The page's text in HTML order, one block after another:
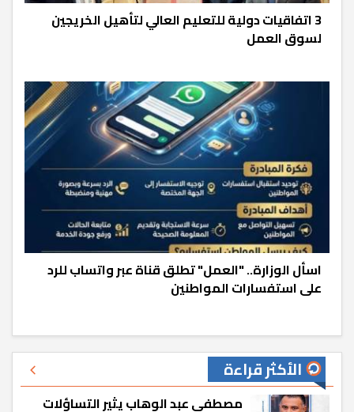
3 اتفاقيات دولية للتعليم العالي لتأهيل الخريجين
لسوق العمل
اسأل الوزارة.. "العمل" تطلق قناة عبر واتساب للرد
على استفسارات المواطنين
الأكثر قراءة
مصطفى عبد الوهاب يثير التساؤلات